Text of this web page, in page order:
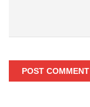
POST COMMENT